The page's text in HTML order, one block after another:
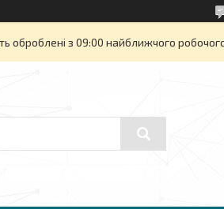
оброблені з 09:00 найближчого